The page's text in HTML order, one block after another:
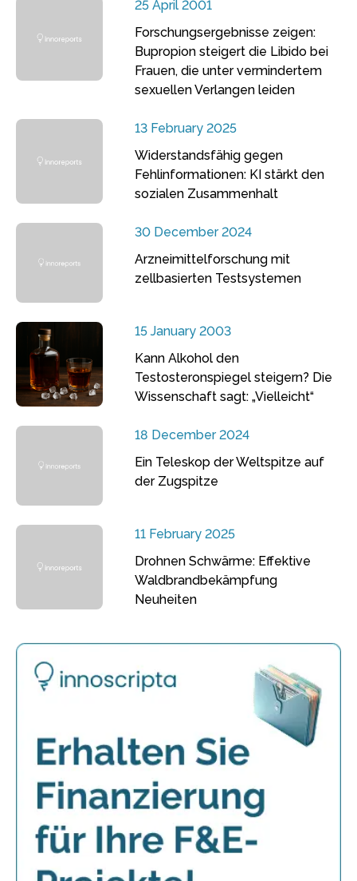
25 April 2001
Forschungsergebnisse zeigen:
Bupropion steigert die Libido bei
Frauen, die unter vermindertem
sexuellen Verlangen leiden
13 February 2025
Widerstandsfähig gegen
Fehlinformationen: KI stärkt den
sozialen Zusammenhalt
30 December 2024
Arzneimittelforschung mit
zellbasierten Testsystemen
15 January 2003
Kann Alkohol den
Testosteronspiegel steigern? Die
Wissenschaft sagt: „Vielleicht“
18 December 2024
Ein Teleskop der Weltspitze auf
der Zugspitze
11 February 2025
Drohnen Schwärme: Effektive
Waldbrandbekämpfung
Neuheiten